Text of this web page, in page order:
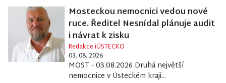
Mosteckou nemocnici vedou nové
ruce. Ředitel Nesnídal plánuje audit
i návrat k zisku
Redakce iÚSTECKO
03. 08. 2026
MOST - 03.08.2026 Druhá největší
nemocnice v Ústeckém kraji...